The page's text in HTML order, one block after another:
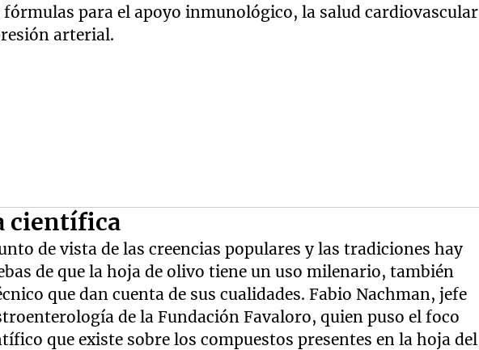
para el apoyo inmunológico, la salud cardiovascular
arterial.
científica
de vista de las creencias populares y las tradiciones hay
de que la hoja de olivo tiene un uso milenario, también
que dan cuenta de sus cualidades. Fabio Nachman, jefe
de la Fundación Favaloro, quien puso el foco
que existe sobre los compuestos presentes en la hoja del